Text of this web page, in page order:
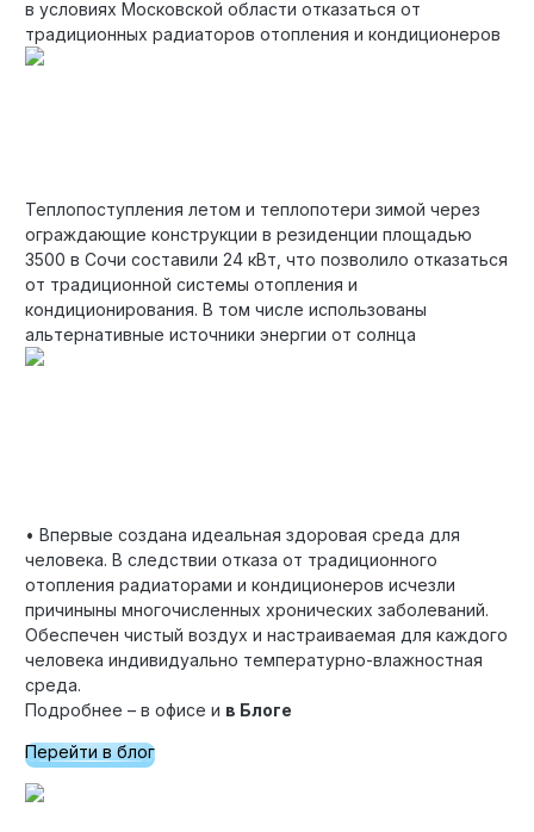
в условиях Московской области отказаться от
традиционных радиаторов отопления и кондиционеров
Теплопоступления летом и теплопотери зимой через
ограждающие конструкции в резиденции площадью
3500 в Сочи составили 24 кВт, что позволило отказаться
от традиционной системы отопления и
кондиционирования. В том числе использованы
альтернативные источники энергии от солнца
• Впервые создана идеальная здоровая среда для
человека. В следствии отказа от традиционного
отопления радиаторами и кондиционеров исчезли
причиныны многочисленных хронических заболеваний.
Обеспечен чистый воздух и настраиваемая для каждого
человека индивидуально температурно-влажностная
среда.
Подробнее – в офисе и в Блоге
Перейти в блог